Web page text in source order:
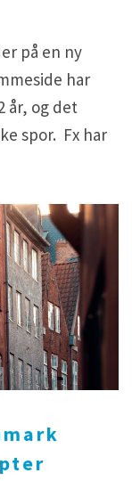
på en ny
har
år, og det
spor. Fx har